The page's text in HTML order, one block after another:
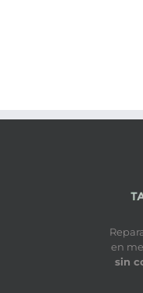
en
sin